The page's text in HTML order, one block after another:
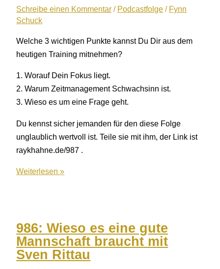
Krankmeldungen,
die
Unternehmer
verhindern
kann
Schreibe einen Kommentar / Podcastfolge / Fynn
Schuck
Welche 3 wichtigen Punkte kannst Du Dir aus dem
heutigen Training mitnehmen?
1. Worauf Dein Fokus liegt.
2. Warum Zeitmanagement Schwachsinn ist.
3. Wieso es um eine Frage geht.
Du kennst sicher jemanden für den diese Folge
unglaublich wertvoll ist. Teile sie mit ihm, der Link ist
raykhahne.de/987 .
987:
Zeitgewinn
für
erfolgreiche
Unternehmer
Weiterlesen »
986: Wieso es eine gute
Mannschaft braucht mit
Sven Rittau